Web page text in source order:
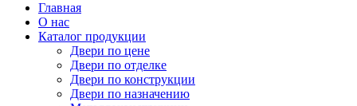
Главная
О нас
Каталог продукции
Двери по цене
Двери по отделке
Двери по конструкции
Двери по назначению